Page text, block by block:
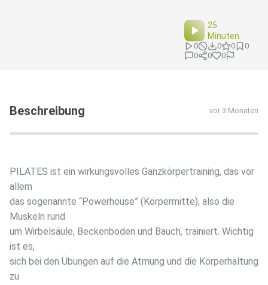
25
Minuten
0 0 0
0
0
0 0
Beschreibung vor 3 Monaten
PILATES ist ein wirkungsvolles Ganzkörpertraining, das vor
allem
das sogenannte “Powerhouse” (Körpermitte), also die
Muskeln rund
um Wirbelsäule, Beckenboden und Bauch, trainiert. Wichtig
ist es,
sich bei den Übungen auf die Atmung und die Körperhaltung
zu